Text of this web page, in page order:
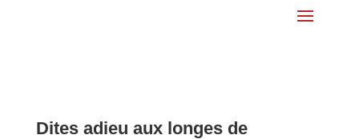
Dites adieu aux longes de